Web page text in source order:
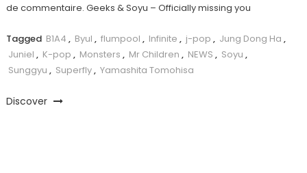
de commentaire. Geeks & Soyu – Officially missing you
Tagged B1A4 , Byul , flumpool , Infinite , j-pop , Jung Dong Ha ,
Juniel , K-pop , Monsters , Mr Children , NEWS , Soyu ,
Sunggyu , Superfly, Yamashita Tomohisa
Discover